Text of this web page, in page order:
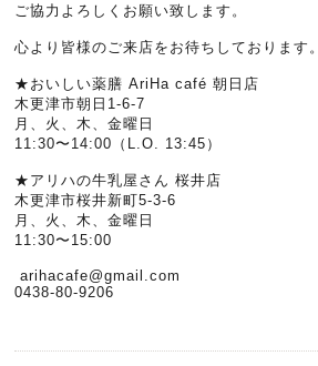
ご協力よろしくお願い致します。
心より皆様のご来店をお待ちしております。
★おいしい薬膳 AriHa café 朝日店
木更津市朝日1-6-7
月、火、木、金曜日
11:30〜14:00（L.O. 13:45）
★アリハの牛乳屋さん 桜井店
木更津市桜井新町5-3-6
月、火、木、金曜日
11:30〜15:00
arihacafe@gmail.com
0438-80-9206